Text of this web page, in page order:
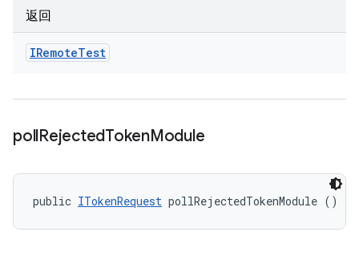
返回
IRemoteTest
pollRejectedTokenModule
public ITokenRequest pollRejectedTokenModule ()